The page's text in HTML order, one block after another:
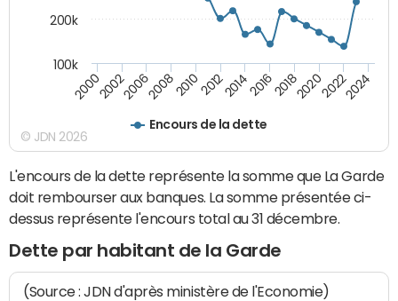
Encours de la dette
200020022006200820102012201420162018202020222024
100k
200k
© JDN 2026
L'encours de la dette représente la somme que La Garde
doit rembourser aux banques. La somme présentée ci-
dessus représente l'encours total au 31 décembre.
Dette par habitant de la Garde
(Source : JDN d'après ministère de l'Economie)